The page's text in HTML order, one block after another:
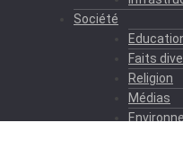
Société
Faits
Religion
Médias